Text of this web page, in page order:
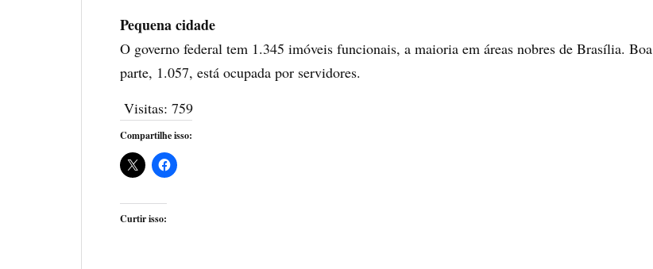
Pequena cidade
O governo federal tem 1.345 imóveis funcionais, a maioria em áreas nobres de Brasília. Boa
parte, 1.057, está ocupada por servidores.
Visitas: 759
Compartilhe isso:
Curtir isso: